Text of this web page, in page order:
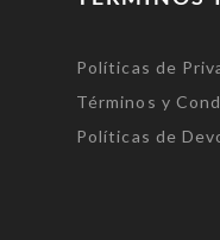
Políticas de
Términos y
Políticas de